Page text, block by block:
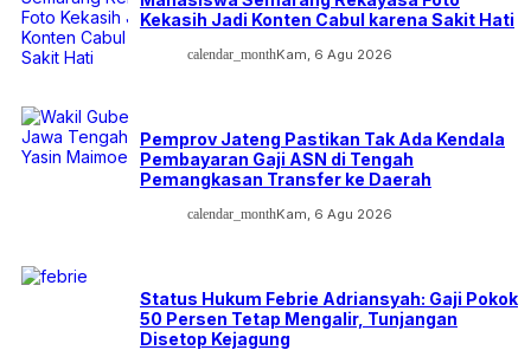
Kekasih Jadi Konten Cabul karena Sakit Hati
calendar_monthKam, 6 Agu 2026
Pemprov Jateng Pastikan Tak Ada Kendala
Pembayaran Gaji ASN di Tengah
Pemangkasan Transfer ke Daerah
calendar_monthKam, 6 Agu 2026
Status Hukum Febrie Adriansyah: Gaji Pokok
50 Persen Tetap Mengalir, Tunjangan
Disetop Kejagung